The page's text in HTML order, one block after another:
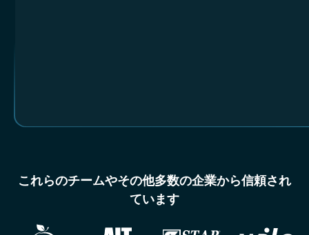
これらのチームやその他多数の企業から信頼され
ています